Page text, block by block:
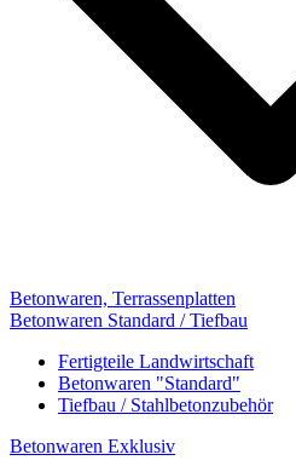
Betonwaren, Terrassenplatten
Betonwaren Standard / Tiefbau
Fertigteile Landwirtschaft
Betonwaren "Standard"
Tiefbau / Stahlbetonzubehör
Betonwaren Exklusiv